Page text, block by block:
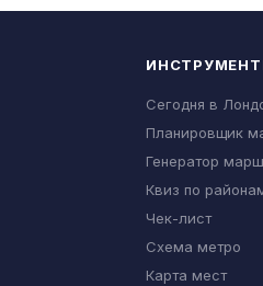
Сегодня в
Планировщик
Генератор
Квиз по
Чек-лист
Схема метро
Карта мест